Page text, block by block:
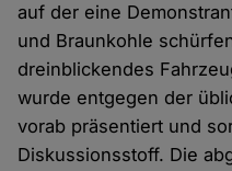
auf der eine
und Braunkohle
dreinblickendes
wurde entgegen der
vorab präsentiert und
Diskussionsstoff. Die